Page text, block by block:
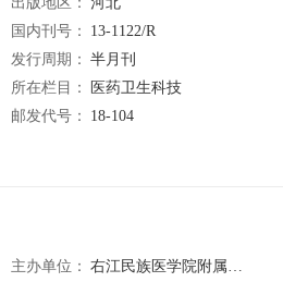
国内刊号：
13-1122/R
发行周期： 半月刊
所在栏目：
医药卫生科技
邮发代号：
18-104
主办单位： 右江民族医学院附属医院